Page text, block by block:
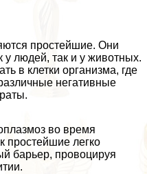
простейшие. Они
у людей, так и у животных.
в клетки организма, где
негативные
во время
простейшие легко
барьер, провоцируя